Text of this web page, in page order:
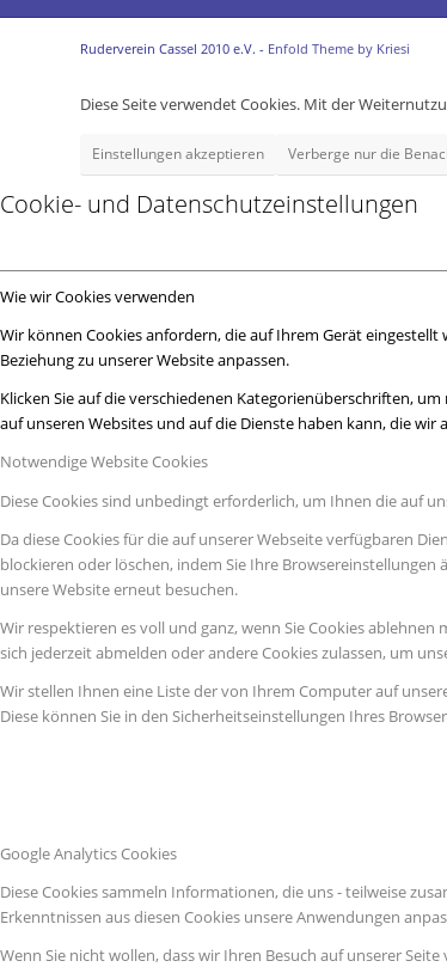
Ruderverein Cassel 2010 e.V. - Enfold Theme by Kriesi
Diese Seite verwendet Cookies. Mit der
Einstellungen akzeptieren Verberge nur die
Cookie- und Datenschutzeinstellungen
Wie wir Cookies verwenden
Wir können Cookies anfordern, die auf Ihrem Gerät
Beziehung zu unserer Website anpassen.
Klicken Sie auf die verschiedenen Kategorienüberschriften,
auf unseren Websites und auf die Dienste haben kann, die wir
Notwendige Website Cookies
Diese Cookies sind unbedingt erforderlich, um Ihnen die auf
Da diese Cookies für die auf unserer Webseite verfügbaren
blockieren oder löschen, indem Sie Ihre
unsere Website erneut besuchen.
Wir respektieren es voll und ganz, wenn Sie Cookies
sich jederzeit abmelden oder andere Cookies zulassen, um
Wir stellen Ihnen eine Liste der von Ihrem Computer auf
Diese können Sie in den Sicherheitseinstellungen Ihres
Google Analytics Cookies
Diese Cookies sammeln Informationen, die uns - teilweise
Erkenntnissen aus diesen Cookies unsere Anwendungen
Wenn Sie nicht wollen, dass wir Ihren Besuch auf unserer